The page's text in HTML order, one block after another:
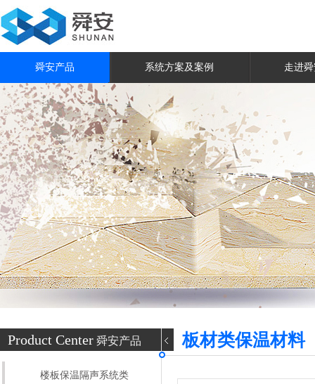
舜安产品 系统方案及案例 走进
Product Center 舜安产品
楼板保温隔声系统类
板材类保温材料